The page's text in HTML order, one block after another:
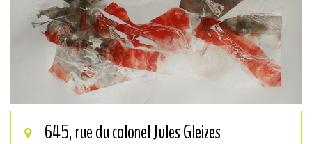
645, rue du colonel Jules Gleizes